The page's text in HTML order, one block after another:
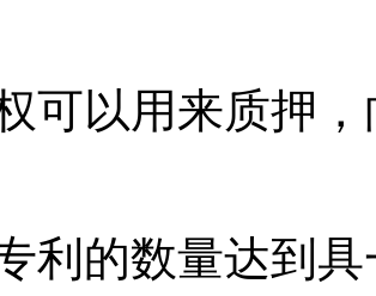
可以用来质押
利的数量达到